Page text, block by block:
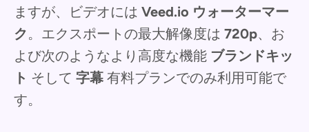
ますが、ビデオには Veed.io ウォーターマー
ク。エクスポートの最大解像度は 720p、お
よび次のようなより高度な機能 ブランドキッ
ト そして 字幕 有料プランでのみ利用可能で
す。